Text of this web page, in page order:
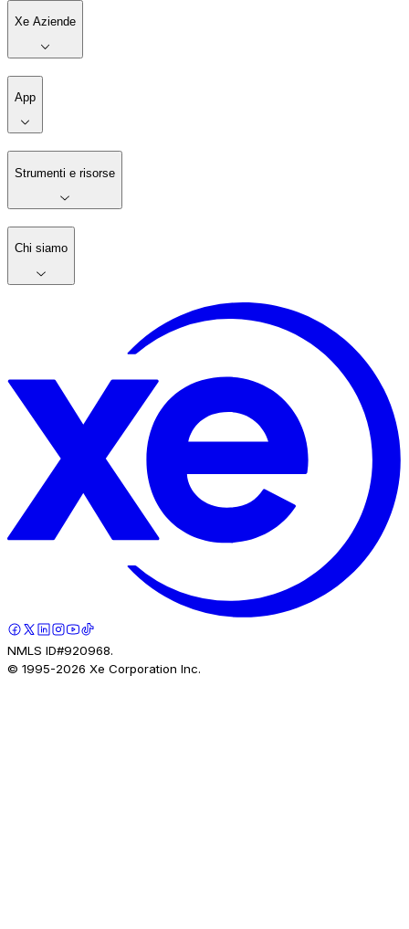
Xe Aziende
App
Strumenti e risorse
Chi siamo
NMLS ID#920968.
© 1995-2026 Xe Corporation Inc.